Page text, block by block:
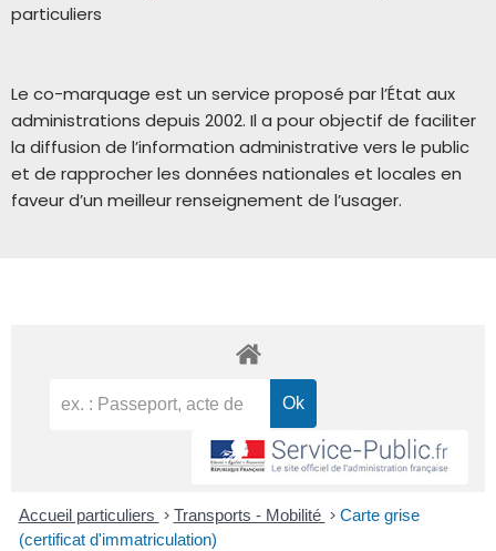
particuliers
Le co-marquage est un service proposé par l’État aux
administrations depuis 2002. Il a pour objectif de faciliter
la diffusion de l’information administrative vers le public
et de rapprocher les données nationales et locales en
faveur d’un meilleur renseignement de l’usager.
Accueil particuliers > Transports - Mobilité > Carte grise
(certificat d'immatriculation)